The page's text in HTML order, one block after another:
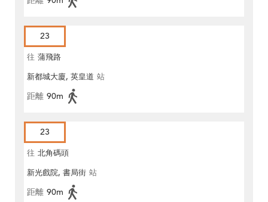
23
往 蒲飛路
新都城大廈, 英皇道 站
距離 90m
23
往 北角碼頭
新光戲院, 書局街 站
距離 90m